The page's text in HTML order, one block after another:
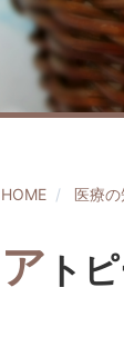
HOME 医療
ア ト